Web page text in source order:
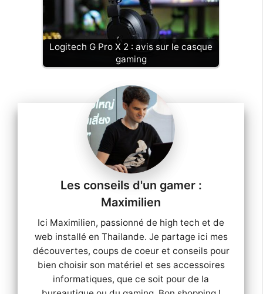
Logitech G Pro X 2 : avis sur le casque
gaming
Maximilien
Ici Maximilien, passionné de high tech et de
web installé en Thailande. Je partage ici mes
découvertes, coups de coeur et conseils pour
bien choisir son matériel et ses accessoires
informatiques, que ce soit pour de la